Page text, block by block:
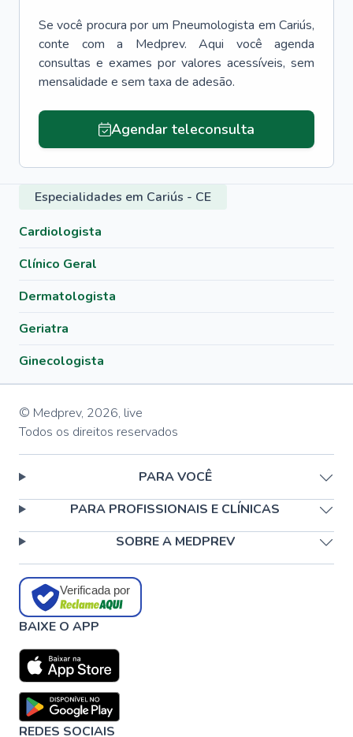
Se você procura por um Pneumologista em Cariús,
conte com a Medprev. Aqui você agenda
consultas e exames por valores acessíveis, sem
mensalidade e sem taxa de adesão.
Agendar teleconsulta
Especialidades em Cariús - CE
Cardiologista
Clínico Geral
Dermatologista
Geriatra
Ginecologista
© Medprev, 2026, live
Todos os direitos reservados
PARA VOCÊ
PARA PROFISSIONAIS E CLÍNICAS
SOBRE A MEDPREV
Verificada por
BAIXE O APP
REDES SOCIAIS